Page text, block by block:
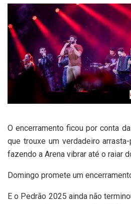
O encerramento ficou por conta
que trouxe um verdadeiro
fazendo a Arena vibrar até o raiar
Domingo promete um
E o Pedrão 2025 ainda não